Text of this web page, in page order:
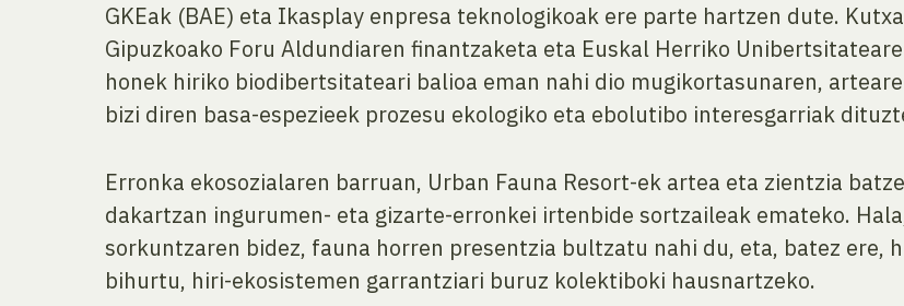
GKEak (BAE) eta Ikasplay enpresa teknologikoak ere parte hartzen dute.
Gipuzkoako Foru Aldundiaren finantzaketa eta Euskal Herriko
honek hiriko biodibertsitateari balioa eman nahi dio mugikortasunaren,
bizi diren basa-espezieek prozesu ekologiko eta ebolutibo interesgarriak
Erronka ekosozialaren barruan, Urban Fauna Resort-ek artea eta zientzia
dakartzan ingurumen- eta gizarte-erronkei irtenbide sortzaileak emateko.
sorkuntzaren bidez, fauna horren presentzia bultzatu nahi du, eta, batez ere,
bihurtu, hiri-ekosistemen garrantziari buruz kolektiboki hausnartzeko.